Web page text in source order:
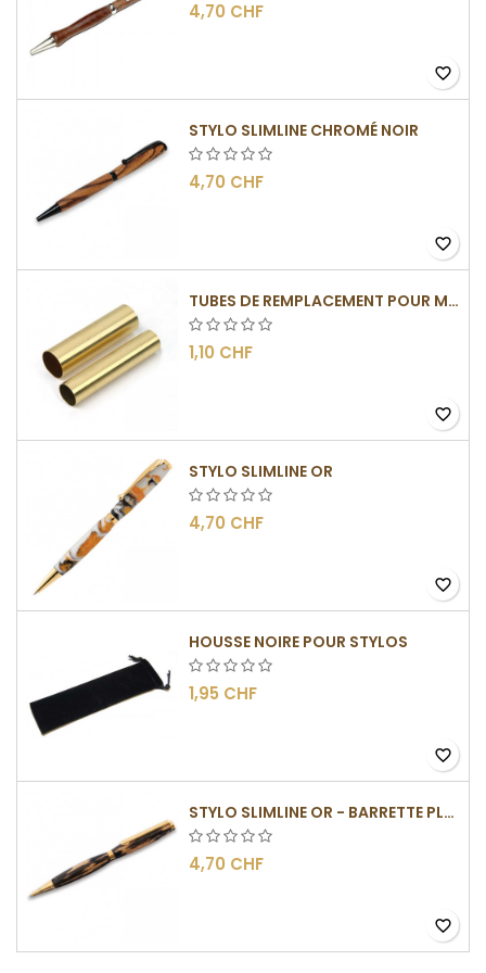
4,70 CHF
favorite_border
STYLO SLIMLINE CHROMÉ NOIR
4,70 CHF
favorite_border
TUBES DE REMPLACEMENT POUR MÉCANISMES SLIMLINE
1,10 CHF
favorite_border
STYLO SLIMLINE OR
4,70 CHF
favorite_border
HOUSSE NOIRE POUR STYLOS
1,95 CHF
favorite_border
STYLO SLIMLINE OR - BARRETTE PLATE
4,70 CHF
favorite_border